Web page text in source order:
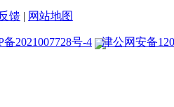
馈 网站地图
备2021007728号-4 津公网安备